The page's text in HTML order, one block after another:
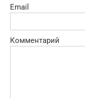
Email
Комментарий